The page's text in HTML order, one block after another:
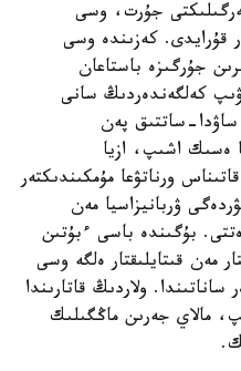
جۇرت، وسى
قۇرايدى. كەزىندە وسى
جۇرگىزە باستاعان
كەلگەندەردىڭ سانى
ساۋدا-ساتتىق پەن
ەسىك اشىپ، ازيا
ورناتۋعا مۇمكىندىكتەر
ۋربانيزاسيا مەن
ەتتى. بۇگىندە باسى ءبۇتىن
مەن قىتايلىقتار ەلگە وسى
ولاردىڭ قاتارىندا
مالاي جەرىن ماڭگىلىك